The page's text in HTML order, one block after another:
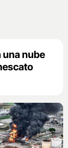
una nube